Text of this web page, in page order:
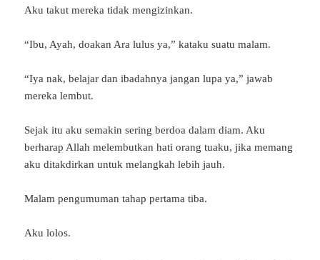
Aku takut mereka tidak mengizinkan.
“Ibu, Ayah, doakan Ara lulus ya,” kataku suatu malam.
“Iya nak, belajar dan ibadahnya jangan lupa ya,” jawab
mereka lembut.
Sejak itu aku semakin sering berdoa dalam diam. Aku
berharap Allah melembutkan hati orang tuaku, jika memang
aku ditakdirkan untuk melangkah lebih jauh.
Malam pengumuman tahap pertama tiba.
Aku lolos.